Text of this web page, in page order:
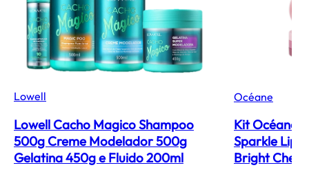
Lowell
Lowell Cacho Magico Shampoo
500g Creme Modelador 500g
Gelatina 450g e Fluido 200ml
Océane
Kit Océane
Sparkle Lip
Bright